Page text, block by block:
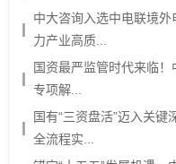
中大咨询入选中电联境
力产业高质...
国资最严监管时代来临
专项解...
国有“三资盘活”迈入关
全流程实...